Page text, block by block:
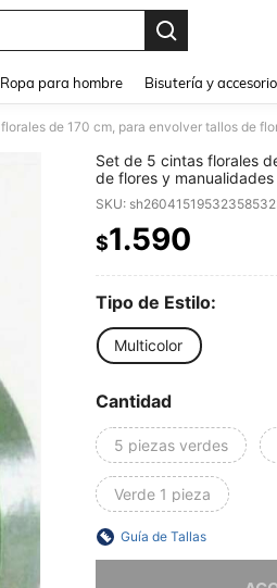
Ropa para hombre Bisutería y
Set de 5 cintas florales
de flores y
colores: verde oscuro,
SKU:
PRICE AND
$1.590
Tipo de Estilo:
Multicolor
Cantidad
5 piezas verdes
Verde 1 pieza
Guía de Tallas